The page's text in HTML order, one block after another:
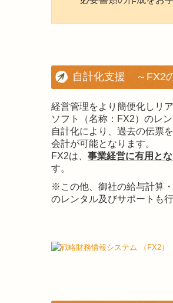
自計化支援 ～FX2
経営管理をより簡便化しリ
ソフト（名称：FX2）のレ
自計化により、過去の伝票
会計が可能となります。
FX2は、 事業経営に有用と
す。
※この他、御社の給与計算
のレンタル及びサポートも